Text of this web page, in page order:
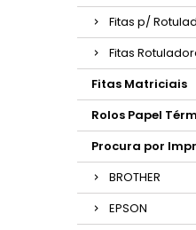
Fitas p/
Fitas
Fitas Matriciais
Rolos Papel
Procura por
BROTHER
EPSON